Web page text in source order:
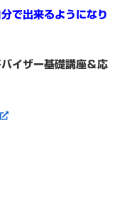
で出来るようになり
イザー基礎講座＆応